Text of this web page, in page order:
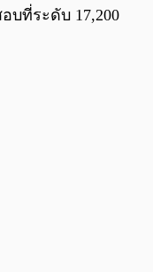
บที่ระดับ 17,200